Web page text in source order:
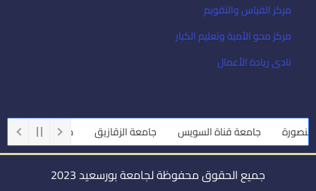
مركز القياس والتقويم
مركز محو الأمية وتعليم الكبار
نادى ريادة الأعمال
جامعة قناة السويس جامعة الزقازيق جامعة أسيوط
جميع الحقوق محفوظة لجامعة بورسعيد 2023